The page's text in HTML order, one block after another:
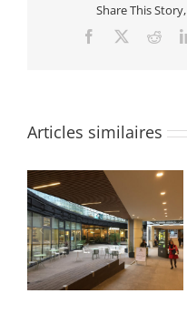
Share This
Facebook
Articles similaires
Quartier des